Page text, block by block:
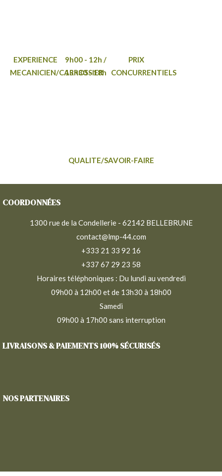
EXPERIENCE
MECANICIEN/CARROSSIER
9h00 - 12h /
13h30 - 18h
PRIX
CONCURRENTIELS
QUALITE/SAVOIR-FAIRE
COORDONNÉES
1300 rue de la Condellerie - 62142 BELLEBRUNE
contact@lmp-44.com
+333 21 33 92 16
+337 67 29 23 58
Horaires téléphoniques : Du lundi au vendredi
09h00 à 12h00 et de 13h30 à 18h00
Samedi
09h00 à 17h00 sans interruption
LIVRAISONS & PAIEMENTS 100% SÉCURISÉS
NOS PARTENAIRES